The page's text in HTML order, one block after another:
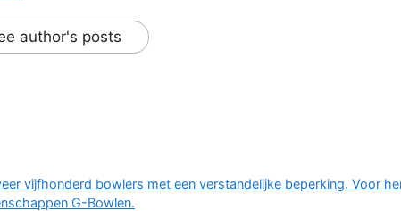
author's posts
vijfhonderd bowlers met een verstandelijke beperking. Voor
G-Bowlen.